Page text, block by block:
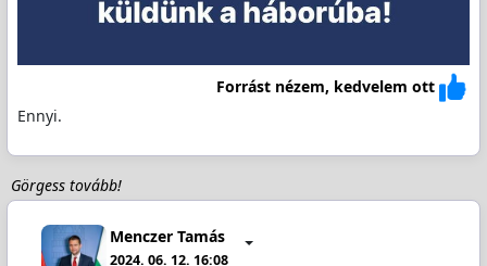
Forrást nézem, kedvelem ott
Ennyi.
Görgess tovább!
Menczer Tamás
2024. 06. 12. 16:08